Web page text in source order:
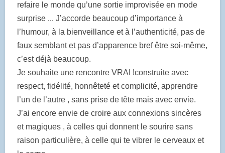
refaire le monde qu’une sortie improvisée en mode
surprise ... J’accorde beaucoup d’importance à
l’humour, à la bienveillance et à l’authenticité, pas de
faux semblant et pas d’apparence bref être soi-même,
c’est déjà beaucoup.
Je souhaite une rencontre VRAI !construite avec
respect, fidélité, honnêteté et complicité, apprendre
l’un de l’autre , sans prise de tête mais avec envie.
J’ai encore envie de croire aux connexions sincères
et magiques , à celles qui donnent le sourire sans
raison particulière, à celle qui te vibrer le cerveaux et